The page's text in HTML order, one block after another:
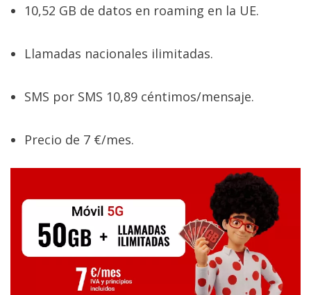
10,52 GB de datos en roaming en la UE.
Llamadas nacionales ilimitadas.
SMS por SMS 10,89 céntimos/mensaje.
Precio de 7 €/mes.